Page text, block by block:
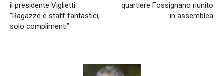
il presidente Viglietti:
“Ragazze e staff fantastici,
solo complimenti”
quartiere Fossignano riunito
in assemblea